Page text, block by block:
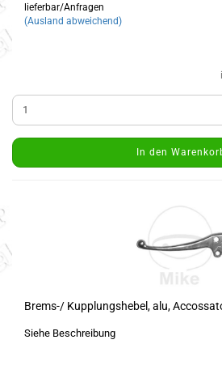
lieferbar/Anfragen
(Ausland abweichend)
In den
Brems-/ Kupplungshebel, alu,
Siehe Beschreibung